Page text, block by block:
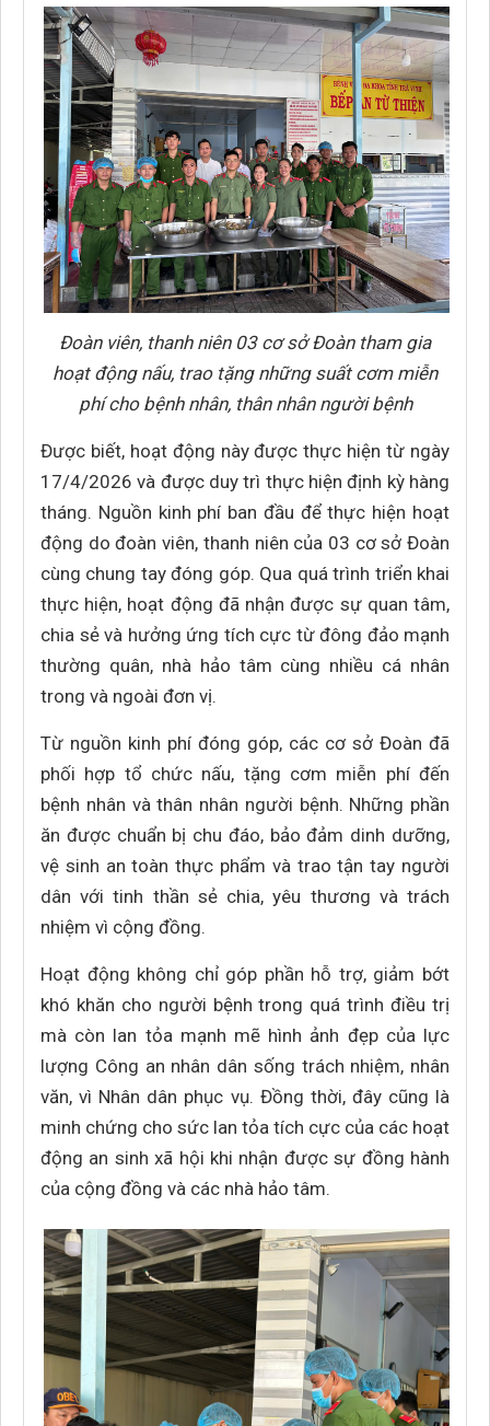
Đoàn viên, thanh niên 03 cơ sở Đoàn tham gia
hoạt động nấu, trao tặng những suất cơm miễn
phí cho bệnh nhân, thân nhân người bệnh
Được biết, hoạt động này được thực hiện từ ngày
17/4/2026 và được duy trì thực hiện định kỳ hàng
tháng. Nguồn kinh phí ban đầu để thực hiện hoạt
động do đoàn viên, thanh niên của 03 cơ sở Đoàn
cùng chung tay đóng góp. Qua quá trình triển khai
thực hiện, hoạt động đã nhận được sự quan tâm,
chia sẻ và hưởng ứng tích cực từ đông đảo mạnh
thường quân, nhà hảo tâm cùng nhiều cá nhân
trong và ngoài đơn vị.
Từ nguồn kinh phí đóng góp, các cơ sở Đoàn đã
phối hợp tổ chức nấu, tặng cơm miễn phí đến
bệnh nhân và thân nhân người bệnh. Những phần
ăn được chuẩn bị chu đáo, bảo đảm dinh dưỡng,
vệ sinh an toàn thực phẩm và trao tận tay người
dân với tinh thần sẻ chia, yêu thương và trách
nhiệm vì cộng đồng.
Hoạt động không chỉ góp phần hỗ trợ, giảm bớt
khó khăn cho người bệnh trong quá trình điều trị
mà còn lan tỏa mạnh mẽ hình ảnh đẹp của lực
lượng Công an nhân dân sống trách nhiệm, nhân
văn, vì Nhân dân phục vụ. Đồng thời, đây cũng là
minh chứng cho sức lan tỏa tích cực của các hoạt
động an sinh xã hội khi nhận được sự đồng hành
của cộng đồng và các nhà hảo tâm.